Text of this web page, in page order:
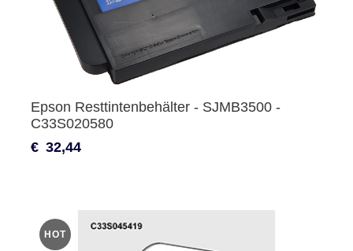
Epson Resttintenbehälter - SJMB3500 -
C33S020580
€ 32,44
HOT